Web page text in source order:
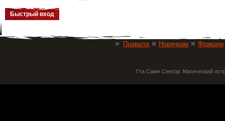
☛ Правила✖ Новичкам ✖Фракции
Гта Самп Сектор: Магический